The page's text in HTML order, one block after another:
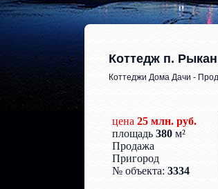
Коттедж п.
Коттеджи Дома Дачи -
цена 25 млн. руб.
площадь 380 м²
Продажа
Пригород
№ объекта: 3334